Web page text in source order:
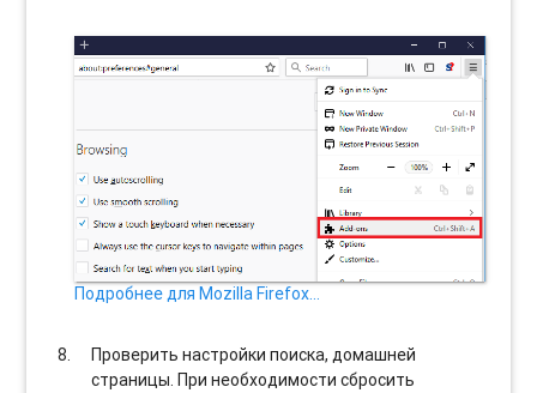
Подробнее для Mozilla Firefox…
Проверить настройки поиска, домашней
страницы. При необходимости сбросить